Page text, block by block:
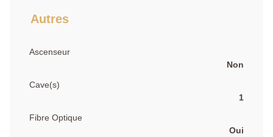
Autres
Ascenseur
Non
Cave(s)
1
Fibre Optique
Oui